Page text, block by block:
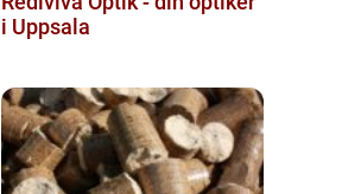
i Uppsala